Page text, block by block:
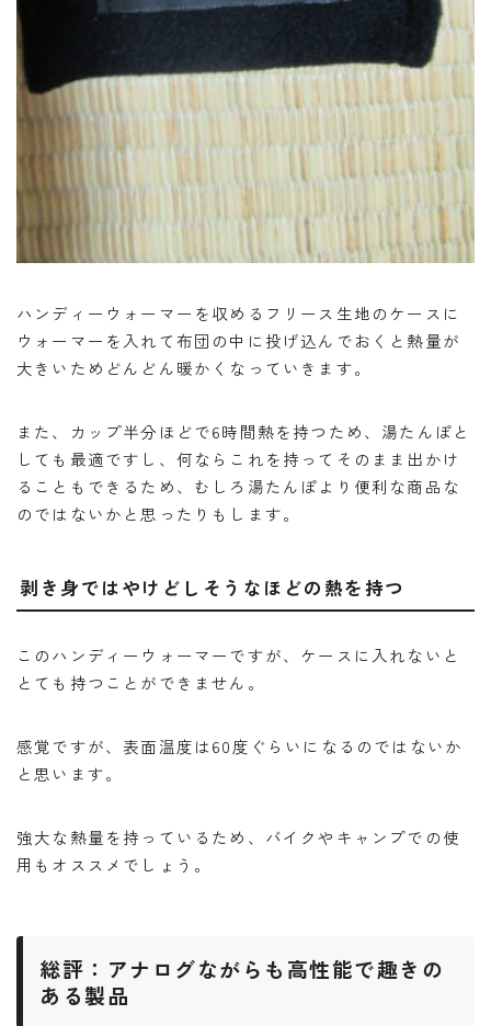
ハンディーウォーマーを収めるフリース生地のケースに
ウォーマーを入れて布団の中に投げ込んでおくと熱量が
大きいためどんどん暖かくなっていきます。
また、カップ半分ほどで6時間熱を持つため、湯たんぽと
しても最適ですし、何ならこれを持ってそのまま出かけ
ることもできるため、むしろ湯たんぽより便利な商品な
のではないかと思ったりもします。
剥き身ではやけどしそうなほどの熱を持つ
このハンディーウォーマーですが、ケースに入れないと
とても持つことができません。
感覚ですが、表面温度は60度ぐらいになるのではないか
と思います。
強大な熱量を持っているため、バイクやキャンプでの使
用もオススメでしょう。
総評：アナログながらも高性能で趣きの
ある製品